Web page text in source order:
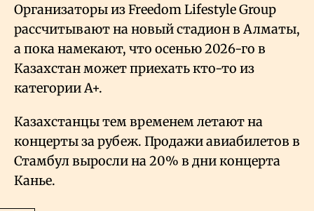
Организаторы из Freedom Lifestyle Group
рассчитывают на новый стадион в Алматы,
а пока намекают, что осенью 2026-го в
Казахстан может приехать кто-то из
категории А+.
Казахстанцы тем временем летают на
концерты за рубеж. Продажи авиабилетов в
Стамбул выросли на 20% в дни концерта
Канье.